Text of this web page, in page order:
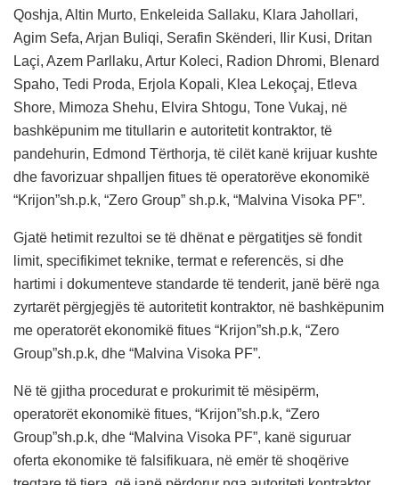
Qoshja, Altin Murto, Enkeleida Sallaku, Klara Jahollari,
Agim Sefa, Arjan Buliqi, Serafin Skënderi, Ilir Kusi, Dritan
Laçi, Azem Parllaku, Artur Koleci, Radion Dhromi, Blenard
Spaho, Tedi Proda, Erjola Kopali, Klea Lekoçaj, Etleva
Shore, Mimoza Shehu, Elvira Shtogu, Tone Vukaj, në
bashkëpunim me titullarin e autoritetit kontraktor, të
pandehurin, Edmond Tërthorja, të cilët kanë krijuar kushte
dhe favorizuar shpalljen fitues të operatorëve ekonomikë
“Krijon”sh.p.k, “Zero Group” sh.p.k, “Malvina Visoka PF”.
Gjatë hetimit rezultoi se të dhënat e përgatitjes së fondit
limit, specifikimet teknike, termat e referencës, si dhe
hartimi i dokumenteve standarde të tenderit, janë bërë nga
zyrtarët përgjegjës të autoritetit kontraktor, në bashkëpunim
me operatorët ekonomikë fitues “Krijon”sh.p.k, “Zero
Group”sh.p.k, dhe “Malvina Visoka PF”.
Në të gjitha procedurat e prokurimit të mësipërm,
operatorët ekonomikë fitues, “Krijon”sh.p.k, “Zero
Group”sh.p.k, dhe “Malvina Visoka PF”, kanë siguruar
oferta ekonomike të falsifikuara, në emër të shoqërive